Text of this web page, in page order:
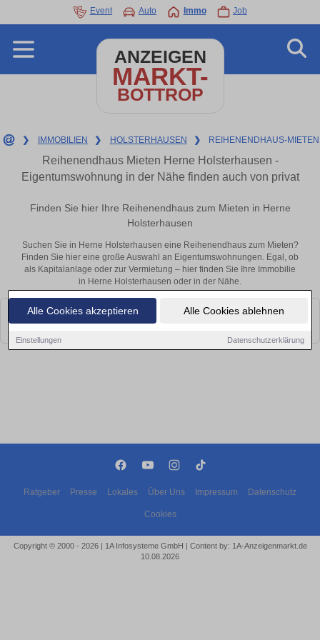
Alle Cookies akzeptieren Alle Cookies ablehnen
Einstellungen Datenschutzerklärung
Event Auto Immo Job
ANZEIGEN
MARKT-
BOTTROP
❯ IMMOBILIEN ❯ HOLSTERHAUSEN ❯ REIHENENDHAUS-MIETEN
Reihenendhaus Mieten Herne Holsterhausen -
Eigentumswohnung in der Nähe finden auch von privat
Finden Sie hier Ihre Reihenendhaus zum Mieten in Herne
Holsterhausen
Suchen Sie in Herne Holsterhausen eine Reihenendhaus zum Mieten?
Finden Sie hier eine große Auswahl an Eigentumswohnungen. Egal, ob
als Kapitalanlage oder zur Vermietung – hier finden Sie Ihre Immobilie
in Herne Holsterhausen oder in der Nähe.
Leider konnten wir derzeit keine passenden Objekte finden. Schauen Sie
bald wieder vorbei!
Ratgeber Presse Lokales Über Uns Impressum Datenschutz
Cookies
Copyright © 2000 - 2026 | 1A Infosysteme GmbH | Content by: 1A-Anzeigenmarkt.de
10.08.2026